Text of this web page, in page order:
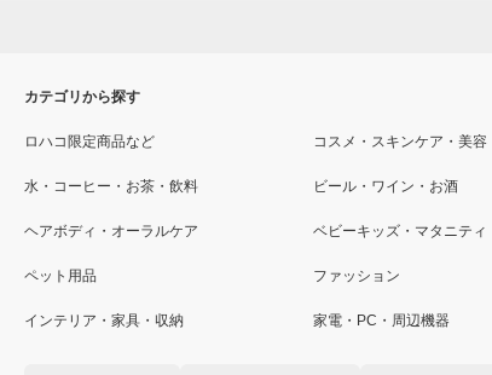
カテゴリから探す
ロハコ限定商品など コスメ・スキンケア・美容
水・コーヒー・お茶・飲料 ビール・ワイン・お酒
ヘアボディ・オーラルケア ベビーキッズ・マタニティ
ペット用品 ファッション
インテリア・家具・収納 家電・PC・周辺機器